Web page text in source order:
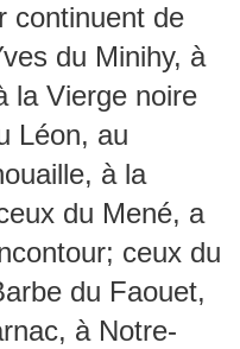
continuent de
du Minihy, à
la Vierge noire
Léon, au
à la
du Mené, a
ceux du
du Faouet,
à Notre-